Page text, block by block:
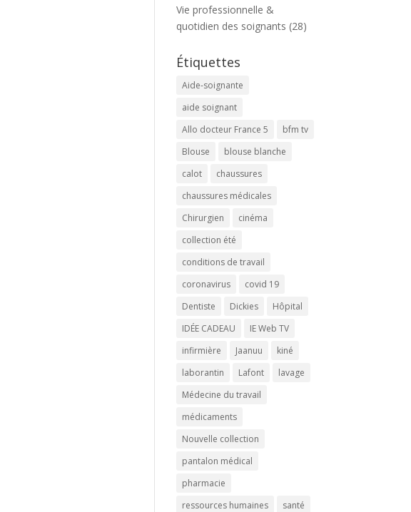
Vie professionnelle &
quotidien des soignants (28)
Étiquettes
Aide-soignante
aide soignant
Allo docteur France 5
bfm tv
Blouse
blouse blanche
calot
chaussures
chaussures médicales
Chirurgien
cinéma
collection été
conditions de travail
coronavirus
covid 19
Dentiste
Dickies
Hôpital
IDÉE CADEAU
IE Web TV
infirmière
Jaanuu
kiné
laborantin
Lafont
lavage
Médecine du travail
médicaments
Nouvelle collection
pantalon médical
pharmacie
ressources humaines
santé